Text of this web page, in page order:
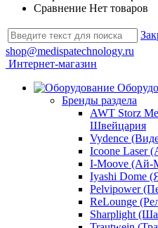
Сравнение Нет товаров
shop@medispatechnology.ru
Интернет-магазин
Бренды раздела
AWT Storz
Швейцария
Vydence
Icoone Laser
I-Moove (Ай-
Iyashi Dome
Pelvipower
ReLounge
Sharplight